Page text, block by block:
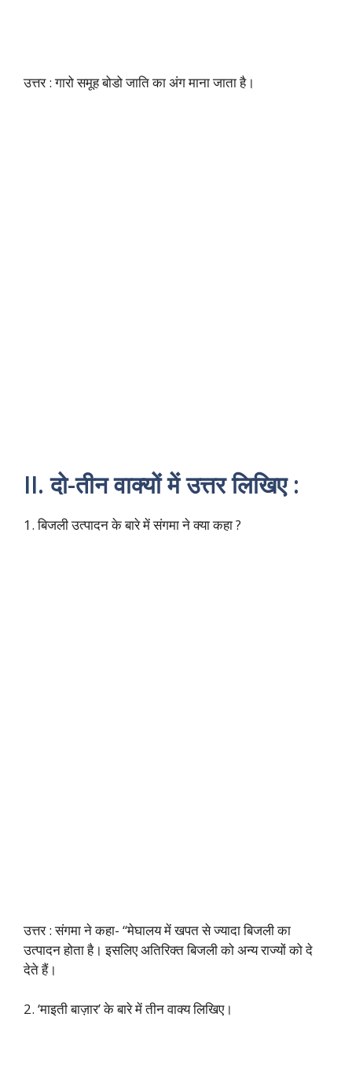
उत्तर : गारो समूह बोडो जाति का अंग माना जाता है।
II. दो-तीन वाक्यों में उत्तर लिखिए :
1. बिजली उत्पादन के बारे में संगमा ने क्या कहा ?
उत्तर : संगमा ने कहा- “मेघालय में खपत से ज्यादा बिजली का
उत्पादन होता है। इसलिए अतिरिक्त बिजली को अन्य राज्यों को दे
देते हैं।
2. ‘माइती बाज़ार’ के बारे में तीन वाक्य लिखिए।